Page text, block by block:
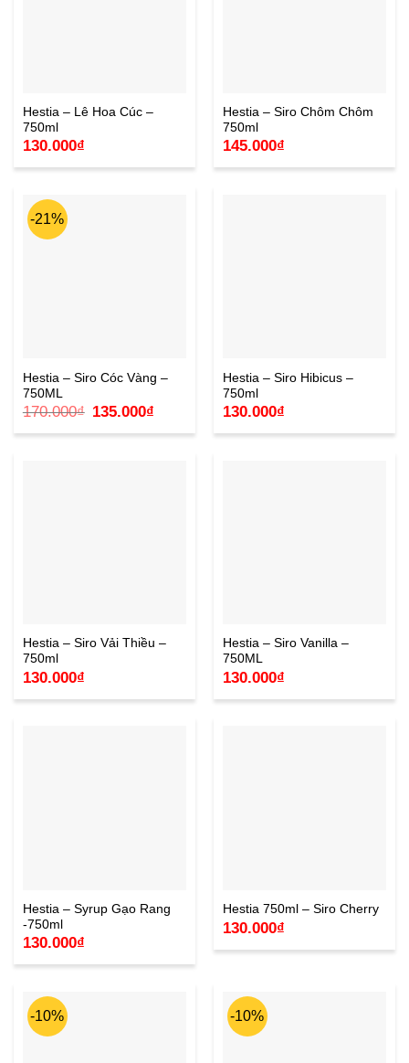
Hestia – Lê Hoa Cúc –
750ml
130.000₫
Hestia – Siro Chôm Chôm
750ml
145.000₫
-21%
Hestia – Siro Cóc Vàng –
750ML
170.000₫
Giá
gốc
là:
135.000₫Giá
tại
Hestia – Siro Hibicus –
750ml
130.000₫
Hestia – Siro Vải Thiều –
750ml
130.000₫
Hestia – Siro Vanilla –
750ML
130.000₫
Hestia – Syrup Gạo Rang
-750ml
130.000₫
Hestia 750ml – Siro Cherry
130.000₫
-10% -10%